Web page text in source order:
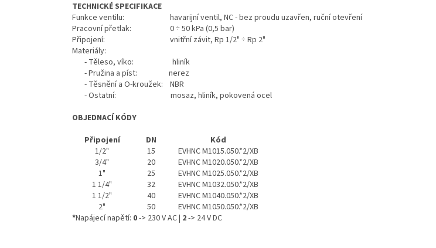
TECHNICKÉ SPECIFIKACE
Funkce ventilu: havarijní ventil, NC - bez proudu uzavřen, ruční otevření
Pracovní přetlak: 0 ÷ 50 kPa (0,5 bar)
Připojení: vnitřní závit, Rp 1/2" ÷ Rp 2"
Materiály:
- Těleso, víko: hliník
- Pružina a píst: nerez
- Těsnění a O-kroužek: NBR
- Ostatní: mosaz, hliník, pokovená ocel
OBJEDNACÍ KÓDY
Připojení
DN
Kód
1/2"
15
EVHNC M1015.050.*2/XB
3/4"
20
EVHNC M1020.050.*2/XB
1"
25
EVHNC M1025.050.*2/XB
1 1/4"
32
EVHNC M1032.050.*2/XB
1 1/2"
40
EVHNC M1040.050.*2/XB
2"
50
EVHNC M1050.050.*2/XB
*Napájecí napětí: 0-> 230 V AC | 2-> 24 V DC